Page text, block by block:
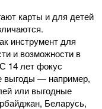
карты и для детей
инструмент для
и возможности в
14 лет фокус
выгоды — например,
или выгодные
Беларусь,